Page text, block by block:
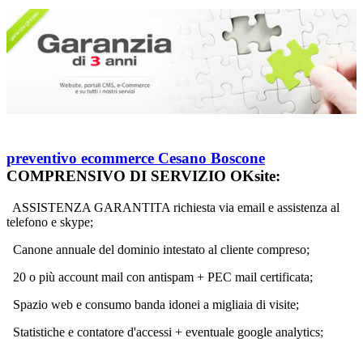
preventivo ecommerce Cesano Boscone
COMPRENSIVO DI SERVIZIO OKsite:
ASSISTENZA GARANTITA richiesta via email e assistenza al
telefono e skype;
Canone annuale del dominio intestato al cliente compreso;
20 o più account mail con antispam + PEC mail certificata;
Spazio web e consumo banda idonei a migliaia di visite;
Statistiche e contatore d'accessi + eventuale google analytics;